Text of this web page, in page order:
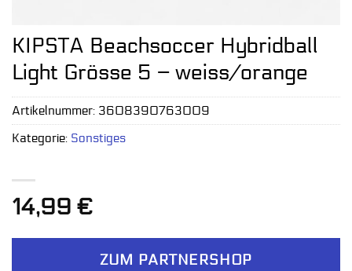
KIPSTA Beachsoccer Hybridball
Light Grösse 5 – weiss/orange
14,99 €
ZUM PARTNERSHOP
Artikelnummer: 3608390763009
Kategorie: Sonstiges